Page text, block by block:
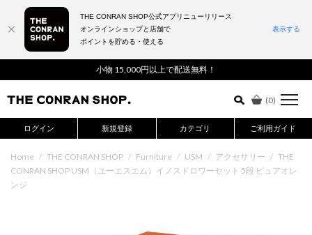
小物 15,000円以上で配送無料！
(0)
ログイン 新規登録 カテゴリ ご利用ガイド
詳細検索はこちら
Home / THE CONRAN SHOP / Furniture / USM / アクセサリー / THE
CONRAN SHOP USM（ユーエスエム）イノスドロワーセット 5段 ピュアオレ
ンジ
THE CONRAN SHOP公式アプリニューリリース
オンラインショップと店舗で
ポイントを貯める・使える
表示する